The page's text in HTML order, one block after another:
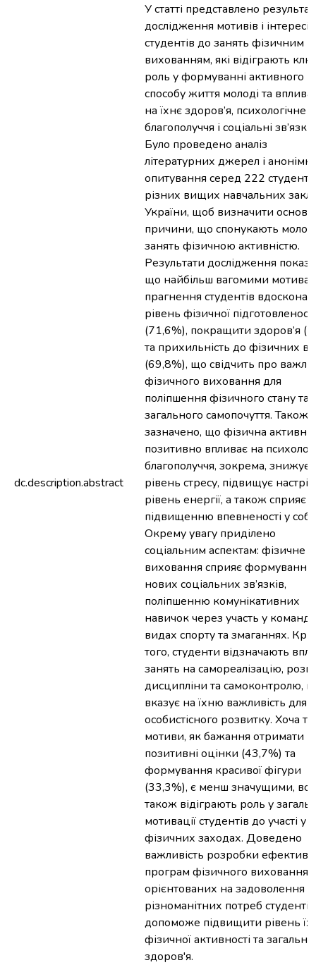
dc.description.abstract
У статті представлено
дослідження мотивів і інтересів
студентів до занять фізичним
вихованням, які відіграють
роль у формуванні активного
способу життя молоді та
на їхнє здоров’я, психологічне
благополуччя і соціальні зв’язки.
Було проведено аналіз
літературних джерел і
опитування серед 222
різних вищих навчальних
України, щоб визначити
причини, що спонукають
занять фізичною активністю.
Результати дослідження
що найбільш вагомими
прагнення студентів
рівень фізичної підготовленості
(71,6%), покращити здоров’я
та прихильність до фізичних
(69,8%), що свідчить про
фізичного виховання для
поліпшення фізичного стану та
загального самопочуття. Також
зазначено, що фізична
позитивно впливає на
благополуччя, зокрема, знижує
рівень стресу, підвищує настрій
рівень енергії, а також сприяє
підвищенню впевненості у собі.
Окрему увагу приділено
соціальним аспектам: фізичне
виховання сприяє формуванню
нових соціальних зв’язків,
поліпшенню комунікативних
навичок через участь у
видах спорту та змаганнях.
того, студенти відзначають
занять на самореалізацію,
дисципліни та самоконтролю,
вказує на їхню важливість для
особистісного розвитку. Хоча
мотиви, як бажання отримати
позитивні оцінки (43,7%) та
формування красивої фігури
(33,3%), є менш значущими,
також відіграють роль у
мотивації студентів до участі у
фізичних заходах. Доведено
важливість розробки
програм фізичного виховання,
орієнтованих на задоволення
різноманітних потреб
допоможе підвищити рівень
фізичної активності та
здоров'я.